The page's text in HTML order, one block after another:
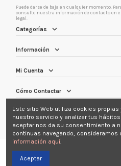
Puede darse de baja en cualquier momento.
consulte nuestra información de contacto en
legal.
Categorías
Información
Mi Cuenta
Cómo Contactar
Síguenos
Este sitio Web utiliza cookies
nuestro servicio y analizar tus
aceptar nos da su consentimiento a
continuas navegando, consideramos
información aquí.
Aceptar